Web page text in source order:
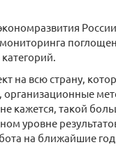
на всю страну,
кажется, такой
уровне
на ближайшие